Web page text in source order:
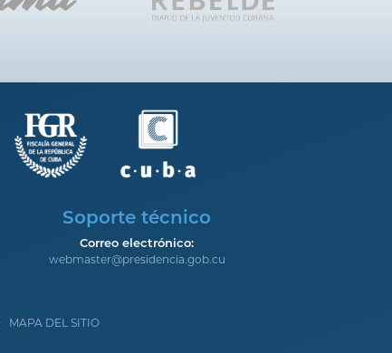
Soporte técnico
Correo electrónico:
webmaster@presidencia.gob.cu
MAPA DEL SITIO